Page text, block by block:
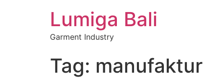
Lumiga Bali
Garment Industry
Tag: